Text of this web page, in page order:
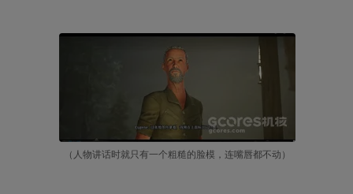
（人物讲话时就只有一个粗糙的脸模，连嘴唇都不动）